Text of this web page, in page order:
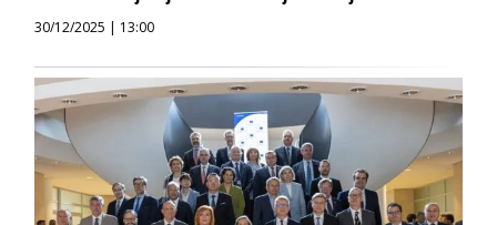
30/12/2025 | 13:00